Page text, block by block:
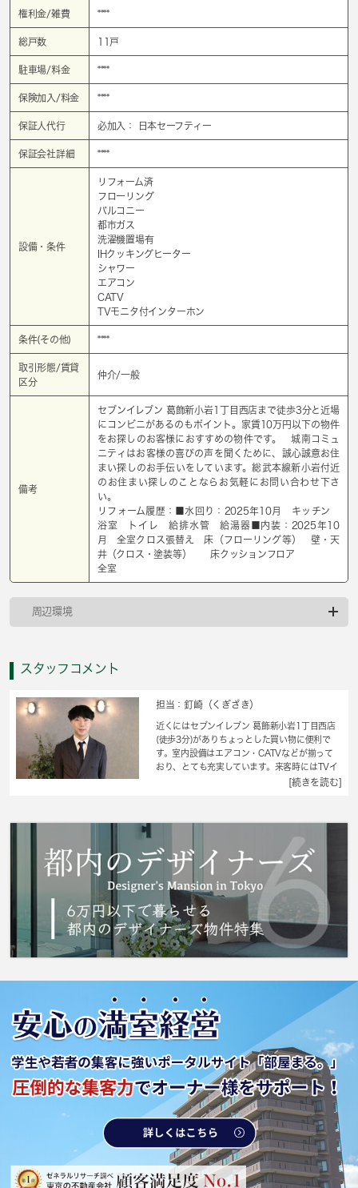
権利金/雑費 ****
総戸数 11戸
駐車場/料金 ****
保険加入/料金 ****
保証人代行 必加入： 日本セーフティー
保証会社詳細 ****
設備・条件
リフォーム済
フローリング
バルコニー
都市ガス
洗濯機置場有
IHクッキングヒーター
シャワー
エアコン
CATV
TVモニタ付インターホン
条件(その他) ****
取引形態/賃貸
区分
仲介/一般
備考
セブンイレブン 葛飾新小岩1丁目西店まで徒歩3分と近場
にコンビニがあるのもポイント。家賃10万円以下の物件
をお探しのお客様におすすめの物件です。 城南コミュ
ニティはお客様の喜びの声を聞くために、誠心誠意お住
まい探しのお手伝いをしています。総武本線新小岩付近
のお住まい探しのことならお気軽にお問い合わせ下さ
い。
リフォーム履歴：■水回り：2025年10月 キッチン
浴室 トイレ 給排水管 給湯器■内装：2025年10
月 全室クロス張替え 床（フローリング等） 壁・天
井（クロス・塗装等） 床クッションフロア
全室
周辺環境
スタッフコメント
担当：釘崎（くぎざき）
近くにはセブンイレブン 葛飾新小岩1丁目西店
(徒歩3分)がありちょっとした買い物に便利で
す。室内設備はエアコン・CATVなどが揃って
おり、とても充実しています。来客時にはTVイ
ンターホンで訪問者の顔を確認することがきる
マンションで毎日快適な生活をおくりましょ
新たな生活を始めるなら、総武本線新小岩近く
はいかがでしょうか？住まい探しは、 城南コ
ミュニティにお任せ下さい。
[続きを読む]